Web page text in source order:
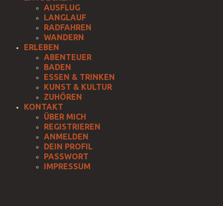
AUSFLUG
LANGLAUF
RADFAHREN
WANDERN
ERLEBEN
ABENTEUER
BADEN
ESSEN & TRINKEN
KUNST & KULTUR
ZUHÖREN
KONTAKT
ÜBER MICH
REGISTRIEREN
ANMELDEN
DEIN PROFIL
PASSWORT
IMPRESSUM